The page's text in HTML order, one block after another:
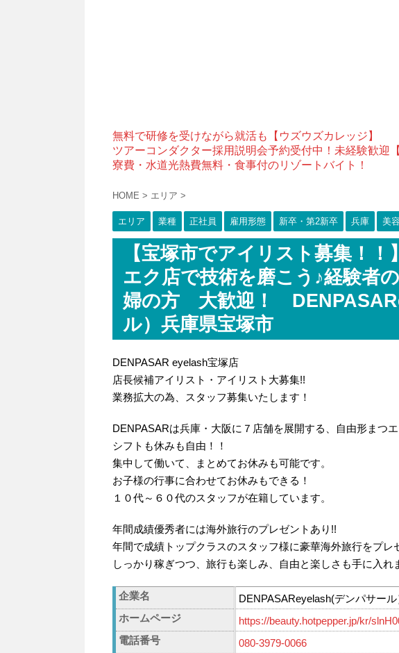
無料で研修を受けながら就活も【ウズウズカレッジ】
ツアーコンダクター採用説明会予約受付中！未経験歓迎
寮費・水道光熱費無料・食事付のリゾートバイト！
HOME > エリア >
エリア 業種 正社員 雇用形態 新卒・第2新卒 兵庫 美
【宝塚市でアイリスト募集！
エク店で技術を磨こう♪経験者
婦の方 大歓迎！
ル）兵庫県宝塚市
DENPASAR eyelash宝塚店
店長候補アイリスト・アイリスト大募集!!
業務拡大の為、スタッフ募集いたします！
DENPASARは兵庫・大阪に７店舗を展開する、自由形まつエ
シフトも休みも自由！！
集中して働いて、まとめてお休みも可能です。
お子様の行事に合わせてお休みもできる！
１０代～６０代のスタッフが在籍しています。
年間成績優秀者には海外旅行のプレゼントあり!!
年間で成績トップクラスのスタッフ様に豪華海外旅行をプレ
しっかり稼ぎつつ、旅行も楽しみ、自由と楽しさも手に入れ
企業名
DENPASAReyelash(デンパサール
ホームページ
https://beauty.hotpepper.jp/kr/
電話番号
080-3979-0066